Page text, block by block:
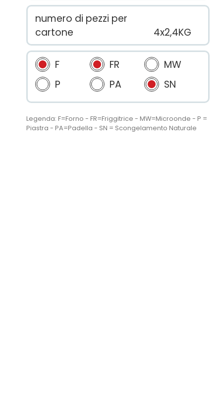
numero di pezzi per
cartone
4x2,4KG
F FR
MW
P
PA SN
Legenda: F=Forno - FR=Friggitrice - MW=Microonde - P =
Piastra - PA=Padella - SN = Scongelamento Naturale